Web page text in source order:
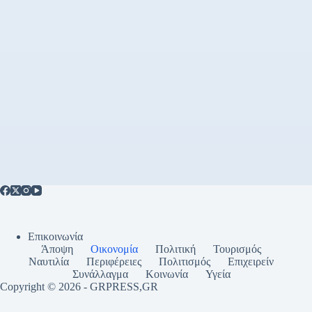
Επικοινωνία
Άποψη
Οικονομία Πολιτική
Τουρισμός
Ναυτιλία
Περιφέρειες Πολιτισμός
Επιχειρείν
Συνάλλαγμα
Κοινωνία
Υγεία
Copyright © 2026 - GRPRESS,GR